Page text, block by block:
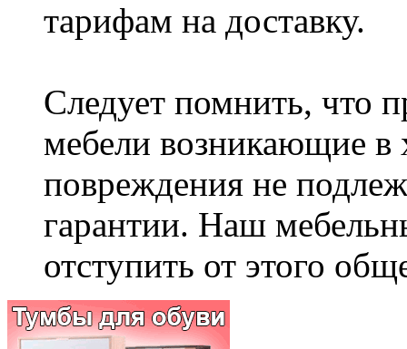
тарифам на доставку.
Следует помнить, что
мебели возникающие в
повреждения не
гарантии. Наш
отступить от этого